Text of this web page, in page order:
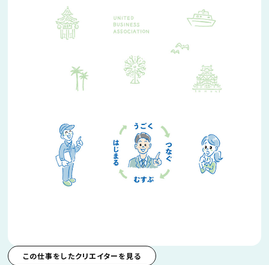
この仕事をしたクリエイターを見る